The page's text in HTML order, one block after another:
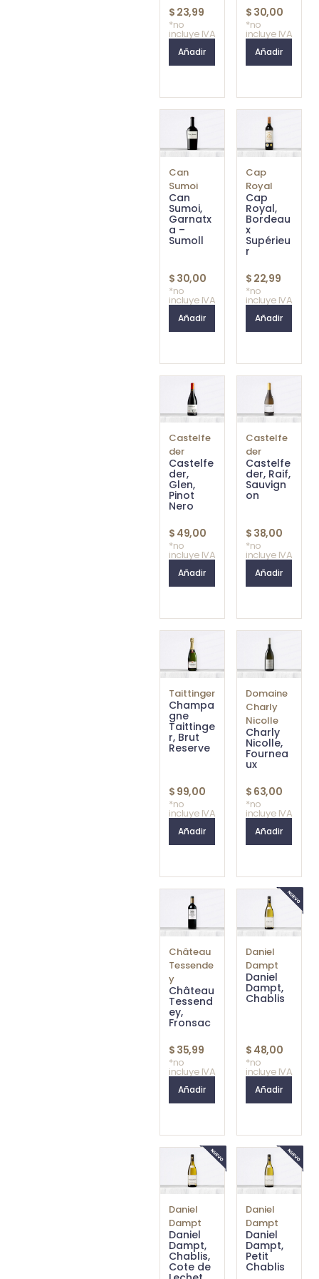
$ 23,99
*no
incluye IVA
Añadir
$ 30,00
*no
incluye IVA
Añadir
Can
Sumoi
Can
Sumoi,
Garnatx
a –
Sumoll
$ 30,00
*no
incluye IVA
Añadir
Cap
Royal
Cap
Royal,
Bordeau
x
Supérieu
r
$ 22,99
*no
incluye IVA
Añadir
Castelfe
der
Castelfe
der,
Glen,
Pinot
Nero
$ 49,00
*no
incluye IVA
Añadir
Castelfe
der
Castelfe
der, Raif,
Sauvign
on
$ 38,00
*no
incluye IVA
Añadir
Taittinger
Champa
gne
Taittinge
r, Brut
Reserve
$ 99,00
*no
incluye IVA
Añadir
Domaine
Charly
Nicolle
Charly
Nicolle,
Fournea
ux
$ 63,00
*no
incluye IVA
Añadir
Château
Tessende
y
Château
Tessend
ey,
Fronsac
$ 35,99
*no
incluye IVA
Añadir
Daniel
Dampt
Daniel
Dampt,
Chablis
$ 48,00
*no
incluye IVA
Añadir
Daniel
Dampt
Daniel
Dampt,
Chablis,
Cote de
Daniel
Dampt
Daniel
Dampt,
Petit
Chablis